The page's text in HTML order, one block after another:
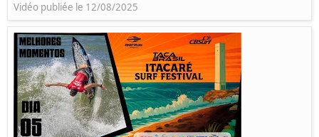
Vidéo publiée le 12/08/2025